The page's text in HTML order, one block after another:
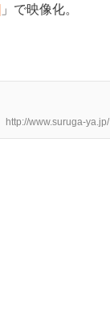
」で映像化。
http://www.suruga-ya.jp/